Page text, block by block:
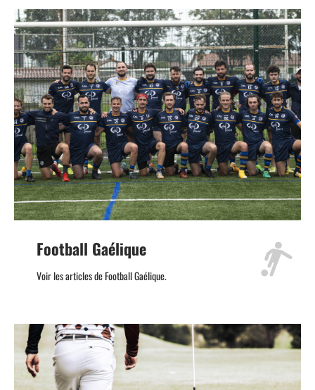
Football Gaélique
Voir les articles de Football Gaélique.